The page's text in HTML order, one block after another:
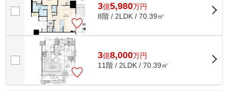
3億5,980万円
8階 / 2LDK / 70.39㎡
3億8,000万円
11階 / 2LDK / 70.39㎡